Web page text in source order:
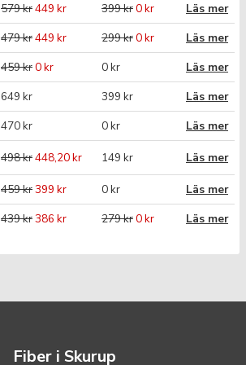
579 kr449 kr 399 kr0 kr
Läs mer
479 kr449 kr 299 kr0 kr
Läs mer
459 kr0 kr 0 kr
Läs mer
649 kr 399 kr
Läs mer
470 kr 0 kr
Läs mer
498 kr448,20 kr 149 kr Läs mer
459 kr399 kr 0 kr
Läs mer
439 kr386 kr 279 kr0 kr Läs mer
Fiber i Skurup